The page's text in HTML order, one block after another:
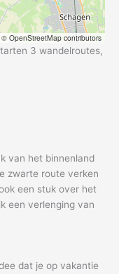
© OpenStreetMap contributors
3 wandelroutes,
van het binnenland
zwarte route verken
een stuk over het
een verlenging van
dat je op vakantie